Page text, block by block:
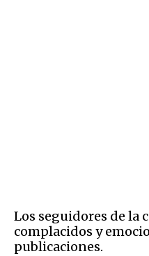
Los seguidores de la
complacidos y
publicaciones.